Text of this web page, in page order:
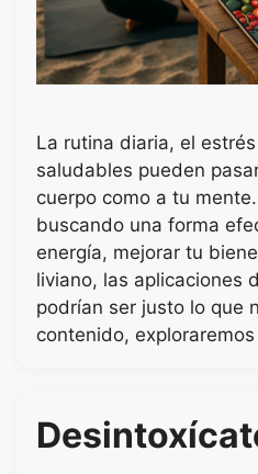
La rutina diaria, el
saludables pueden
cuerpo como a tu
buscando una forma
energía, mejorar tu
liviano, las aplicaciones
podrían ser justo lo que
contenido,